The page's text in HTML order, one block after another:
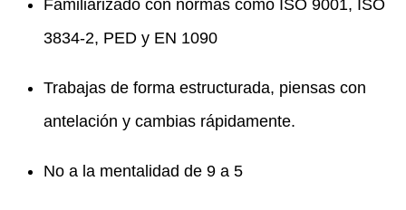
Familiarizado con normas como ISO 9001, ISO
3834-2, PED y EN 1090
Trabajas de forma estructurada, piensas con
antelación y cambias rápidamente.
No a la mentalidad de 9 a 5